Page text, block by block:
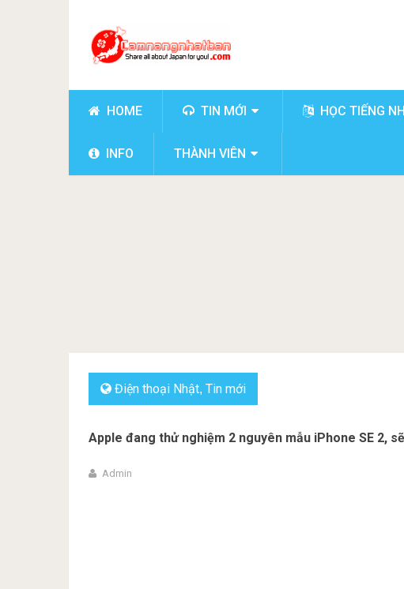
HOME TIN MỚI HỌC TIẾNG
INFO THÀNH VIÊN
Điện thoại Nhật, Tin mới
Apple đang thử nghiệm 2 nguyên mẫu iPhone SE 2,
Admin